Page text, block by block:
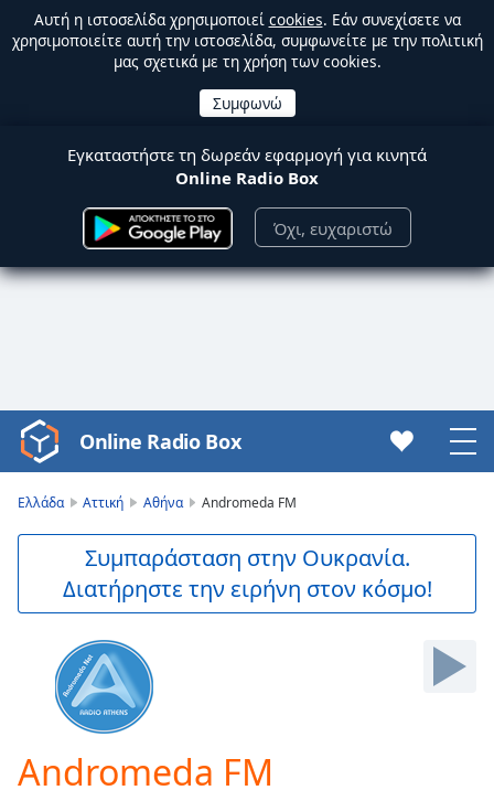
Αυτή η ιστοσελίδα χρησιμοποιεί cookies. Εάν συνεχίσετε να
χρησιμοποιείτε αυτή την ιστοσελίδα, συμφωνείτε με την πολιτική
μας σχετικά με τη χρήση των cookies.
Εγκαταστήστε τη δωρεάν εφαρμογή για κινητά
Online Radio Box
Όχι, ευχαριστώ
Video
Player
Skip
Forward
Current
Online Radio Box
Ελλάδα Αττική Αθήνα Andromeda FM
Συμπαράσταση στην Ουκρανία.
Διατήρηστε την ειρήνη στον κόσμο!
Andromeda FM